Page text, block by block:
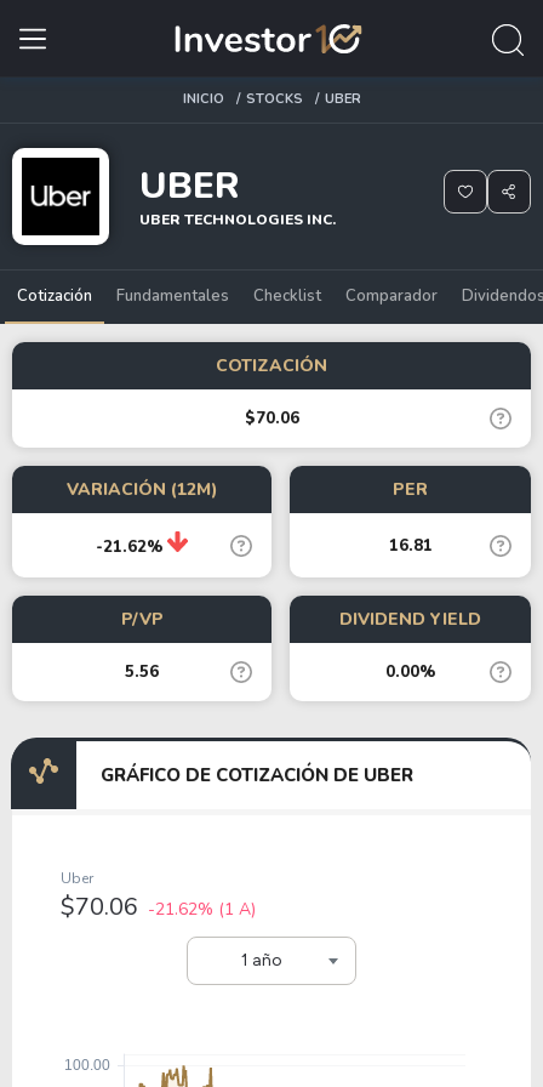
INICIO STOCKS UBER
UBER
UBER TECHNOLOGIES INC.
Cotización Fundamentales Checklist Comparador
COTIZACIÓN
$70.06
VARIACIÓN (12M)
-21.62%
PER
16.81
P/VP
5.56
DIVIDEND YIELD
0.00%
GRÁFICO DE COTIZACIÓN DE UBER
1 año
Uber
$70.06 -21.62% (1 A)